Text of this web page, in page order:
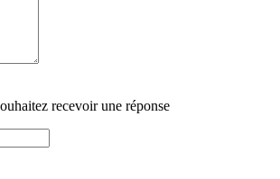
recevoir une réponse